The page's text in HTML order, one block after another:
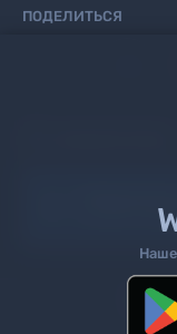
ПОДЕЛИТЬСЯ
на сайт или
Поиск